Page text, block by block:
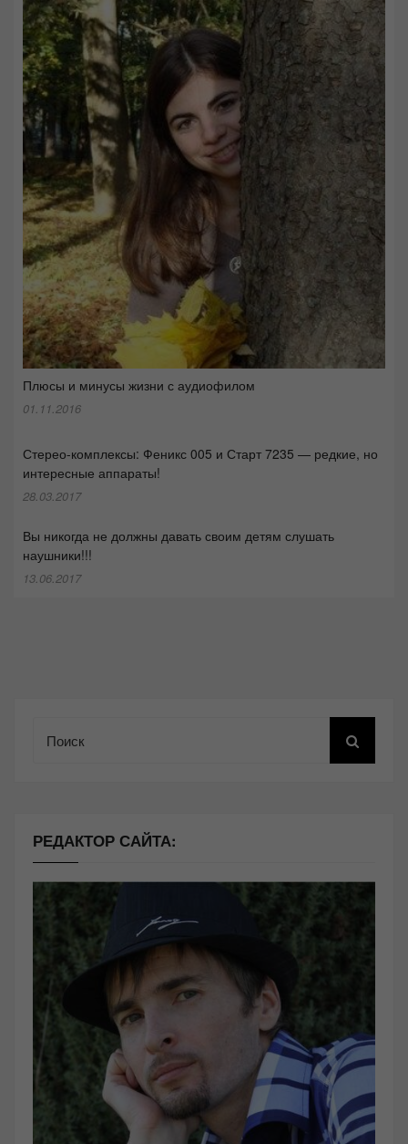
Плюсы и минусы жизни с аудиофилом
01.11.2016
Стерео-комплексы: Феникс 005 и Старт 7235 — редкие, но
интересные аппараты!
28.03.2017
Вы никогда не должны давать своим детям слушать
наушники!!!
13.06.2017
РЕДАКТОР САЙТА: